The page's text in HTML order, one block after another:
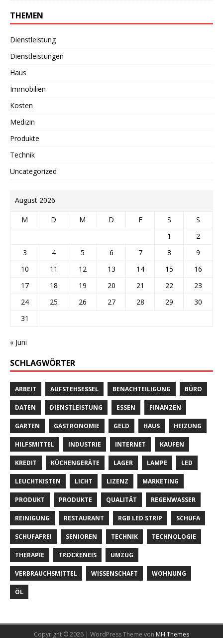
THEMEN
Dienstleistung
Dienstleistungen
Haus
Immobilien
Kosten
Medizin
Produkte
Technik
Uncategorized
August 2026
M D M D F S
S
1
2
3
4 5 6 7 8
9
10
11 12 13 14 15
16
17
18 19 20 21 22
23
24
25 26 27 28 29
30
31
« Juni
SCHLAGWÖRTER
ARBEIT AUFSTEHSESSEL BENACHTEILIGUNG BÜRO
DATEN DIENSTLEISTUNG ESSEN FINANZEN
GARTEN GASTRONOMIE GELD HAUS HEIZUNG
HILFSMITTEL INDUSTRIE INTERNET KAUFEN
KREDIT KÜCHENGERÄTE LAGER LAMPE LED
LEUCHTKISTEN LICHT LIZENZ MARKETING
PRODUKT PRODUKTE QUALITÄT REGENWASSER
REINIGUNG RESTAURANT RGB LED STRIP SCHUFA
SCHUFAFREI SENIOREN TECHNIK TECHNOLOGIE
THERAPIE TROCKENEIS UMZUG
VERBRAUCHSMITTEL WISSENSCHAFT WOHNUNG
ÖL
Copyright © 2026 | WordPress Theme von MH Themes